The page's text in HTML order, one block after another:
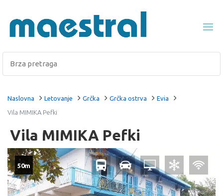
Naslovna Letovanje Grčka Grčka ostrva
Evia
Vila MIMIKA Pefki
Vila MIMIKA Pefki
50m